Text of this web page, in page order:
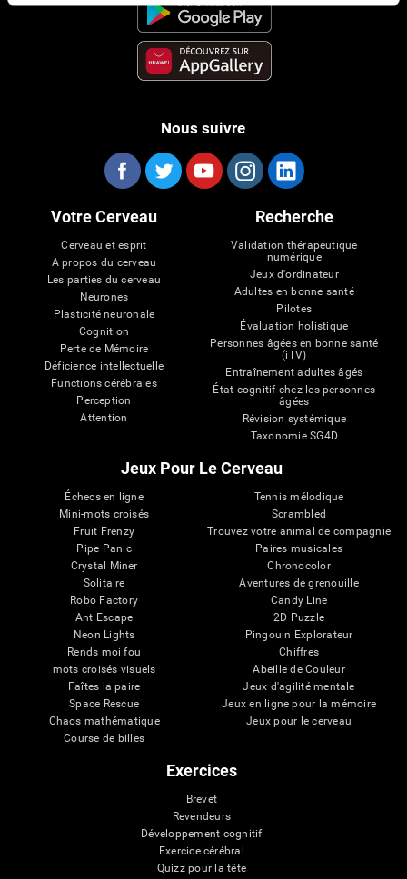
Nous suivre
Votre Cerveau
Cerveau et esprit
A propos du cerveau
Les parties du cerveau
Neurones
Plasticité neuronale
Cognition
Perte de Mémoire
Déficience intellectuelle
Functions cérébrales
Perception
Attention
Recherche
Validation thérapeutique
numérique
Jeux d'ordinateur
Adultes en bonne santé
Pilotes
Évaluation holistique
Personnes âgées en bonne santé
(iTV)
Entraînement adultes âgés
État cognitif chez les personnes
âgées
Révision systémique
Taxonomie SG4D
Jeux Pour Le Cerveau
Échecs en ligne
Mini-mots croisés
Fruit Frenzy
Pipe Panic
Crystal Miner
Solitaire
Robo Factory
Ant Escape
Neon Lights
Rends moi fou
mots croisés visuels
Faîtes la paire
Space Rescue
Chaos mathématique
Course de billes
Tennis mélodique
Scrambled
Trouvez votre animal de compagnie
Paires musicales
Chronocolor
Aventures de grenouille
Candy Line
2D Puzzle
Pingouin Explorateur
Chiffres
Abeille de Couleur
Jeux d'agilité mentale
Jeux en ligne pour la mémoire
Jeux pour le cerveau
Exercices
Brevet
Revendeurs
Développement cognitif
Exercice cérébral
Quizz pour la tête